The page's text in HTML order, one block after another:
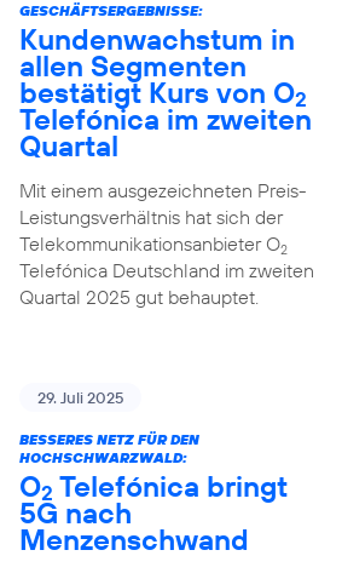
GESCHÄFTSERGEBNISSE:
Kundenwachstum in
allen Segmenten
bestätigt Kurs von O2
Telefónica im zweiten
Quartal
Mit einem ausgezeichneten Preis-
Leistungsverhältnis hat sich der
Telekommunikationsanbieter O2
Telefónica Deutschland im zweiten
Quartal 2025 gut behauptet.
29. Juli 2025
BESSERES NETZ FÜR DEN
HOCHSCHWARZWALD:
O2 Telefónica bringt
5G nach
Menzenschwand